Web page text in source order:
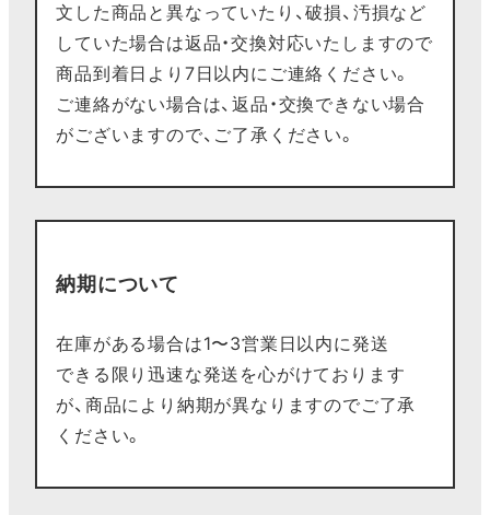
文した商品と異なっていたり、破損、汚損など
していた場合は返品・交換対応いたしますので
商品到着日より7日以内にご連絡ください。
ご連絡がない場合は、返品・交換できない場合
がございますので、ご了承ください。
納期について
在庫がある場合は1〜3営業日以内に発送
できる限り迅速な発送を心がけております
が、商品により納期が異なりますのでご了承
ください。